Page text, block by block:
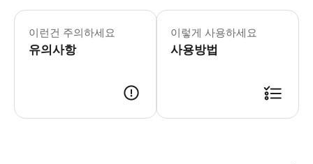
이런건 주의하세요
유의사항
🅾️ 포함사항 - 1차 간단 명암 보정본
이렇게 사용하세요
사용방법